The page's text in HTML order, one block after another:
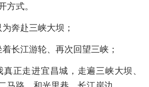
方式。
奔赴三峡大坝；
长江游轮、再次回望三峡；
真正走进宜昌城，走遍三峡大坝、